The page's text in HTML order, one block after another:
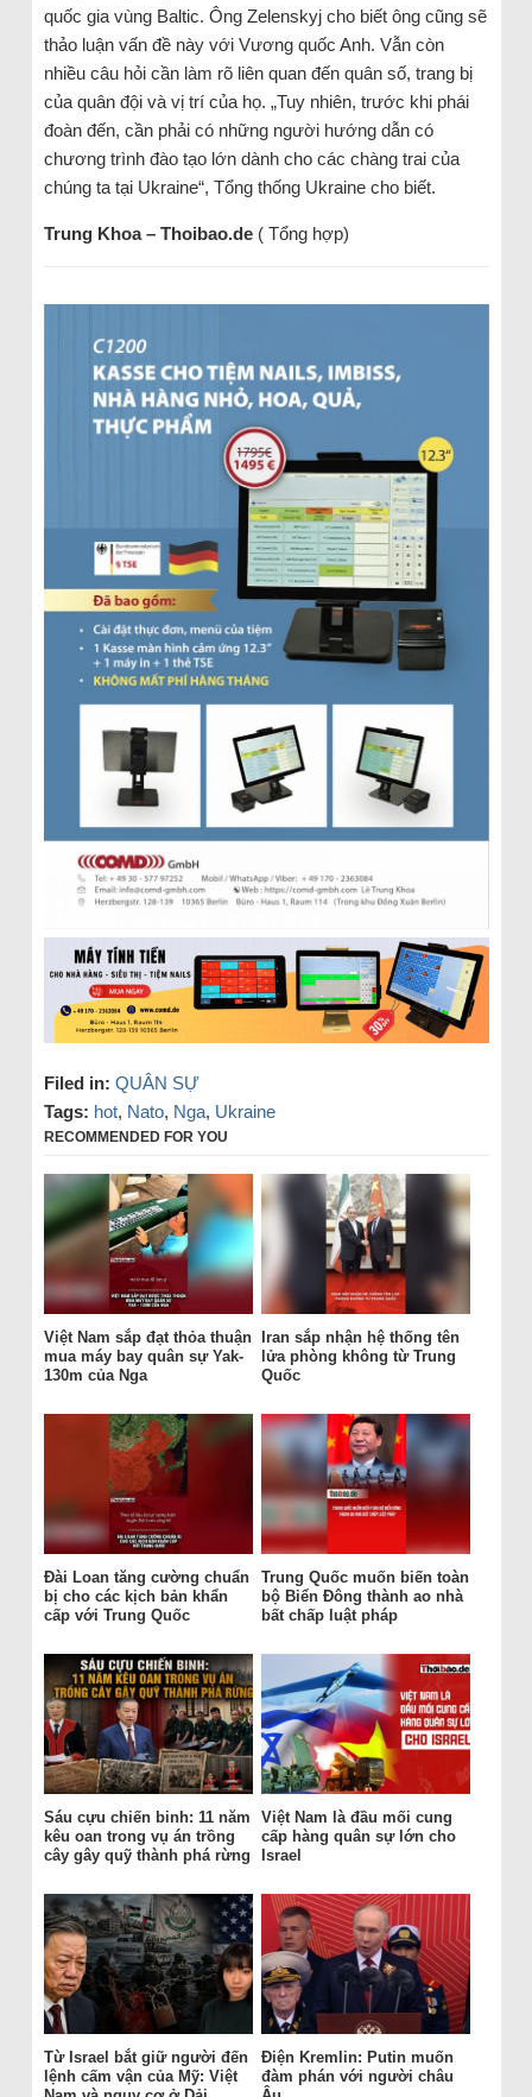
quốc gia vùng Baltic. Ông Zelenskyj cho biết ông cũng sẽ
thảo luận vấn đề này với Vương quốc Anh. Vẫn còn
nhiều câu hỏi cần làm rõ liên quan đến quân số, trang bị
của quân đội và vị trí của họ. „Tuy nhiên, trước khi phái
đoàn đến, cần phải có những người hướng dẫn có
chương trình đào tạo lớn dành cho các chàng trai của
chúng ta tại Ukraine“, Tổng thống Ukraine cho biết.
Trung Khoa – Thoibao.de( Tổng hợp)
Filed in: QUÂN SỰ
Tags: hot, Nato, Nga, Ukraine
RECOMMENDED FOR YOU
Việt Nam sắp đạt thỏa thuận
mua máy bay quân sự Yak-
130m của Nga
Iran sắp nhận hệ thống tên
lửa phòng không từ Trung
Quốc
Đài Loan tăng cường chuẩn
bị cho các kịch bản khẩn
cấp với Trung Quốc
Trung Quốc muốn biến toàn
bộ Biển Đông thành ao nhà
bất chấp luật pháp
Sáu cựu chiến binh: 11 năm
kêu oan trong vụ án trồng
cây gây quỹ thành phá rừng
Việt Nam là đầu mối cung
cấp hàng quân sự lớn cho
Israel
Từ Israel bắt giữ người đến
lệnh cấm vận của Mỹ: Việt
Điện Kremlin: Putin muốn
đàm phán với người châu